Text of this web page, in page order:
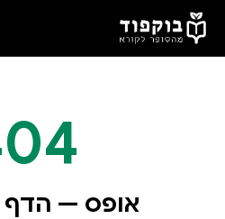
דלג לתוכן הראשי
אופס — הדף